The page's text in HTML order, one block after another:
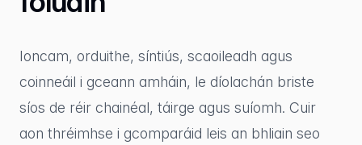
Ioncam, orduithe, síntiús, scaoileadh agus
coinneáil i gceann amháin, le díolachán briste
síos de réir chainéal, táirge agus suíomh. Cuir
aon thréimhse i gcomparáid leis an bhliain seo